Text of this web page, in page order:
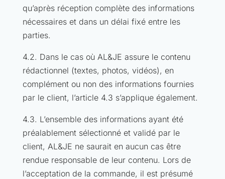
qu’après réception complète des informations
nécessaires et dans un délai fixé entre les
parties.
4.2. Dans le cas où AL&JE assure le contenu
rédactionnel (textes, photos, vidéos), en
complément ou non des informations fournies
par le client, l’article 4.3 s’applique également.
4.3. L’ensemble des informations ayant été
préalablement sélectionné et validé par le
client, AL&JE ne saurait en aucun cas être
rendue responsable de leur contenu. Lors de
l’acceptation de la commande, il est présumé